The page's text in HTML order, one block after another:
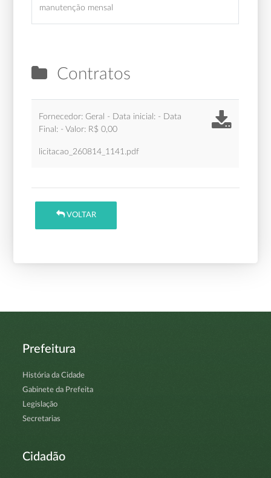
manutenção mensal
Contratos
Fornecedor: Geral - Data inicial: - Data
Final: - Valor: R$ 0,00
licitacao_260814_1141.pdf
VOLTAR
Prefeitura
História da Cidade
Gabinete da Prefeita
Legislação
Secretarias
Cidadão